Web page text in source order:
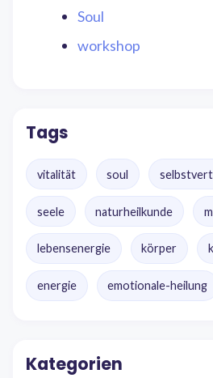
Soul
workshop
Tags
vitalität soul
seele naturheilkunde
lebensenergie körper
energie emotionale-heilung
Kategorien